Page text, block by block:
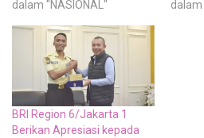
dalam "NASIONAL"
dalam
BRI Region 6/Jakarta 1
Berikan Apresiasi kepada